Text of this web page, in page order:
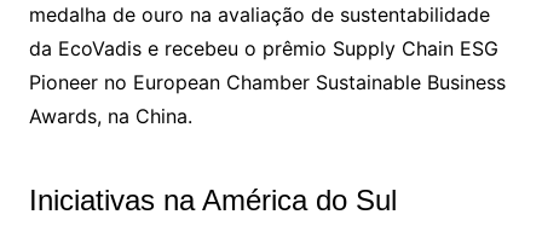
medalha de ouro na avaliação de sustentabilidade
da EcoVadis e recebeu o prêmio Supply Chain ESG
Pioneer no European Chamber Sustainable Business
Awards, na China.
Iniciativas na América do Sul